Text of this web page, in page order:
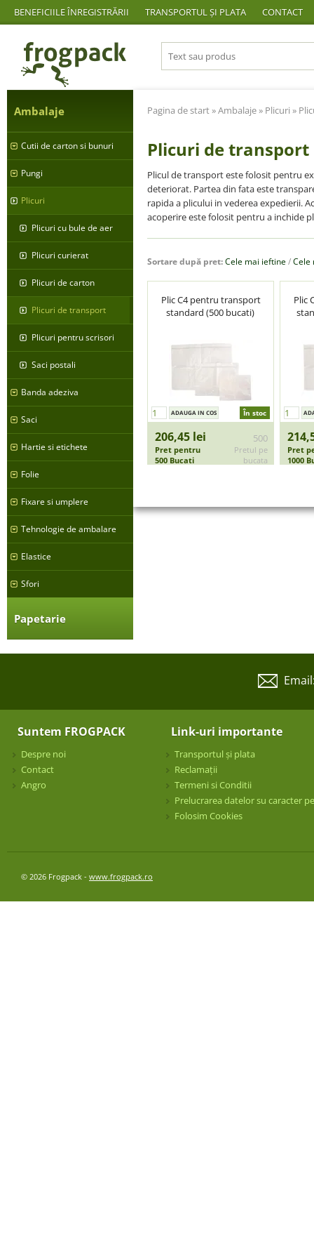
BENEFICIILE ÎNREGISTRĂRII TRANSPORTUL ȘI PLATA CONTACT
Ambalaje
Cutii de carton si bunuri
Pungi
Plicuri
Plicuri cu bule de aer
Plicuri curierat
Plicuri de carton
Plicuri de transport
Plicuri pentru scrisori
Saci postali
Banda adeziva
Saci
Hartie si etichete
Folie
Fixare si umplere
Tehnologie de ambalare
Elastice
Sfori
Papetarie
Pagina de start»Ambalaje» Plicuri »
Plicuri de transport
Plicul de transport este folosit pentru
deteriorat. Partea din fata este
rapida a plicului in vederea expedierii.
acoperire este folosit pentru a inchide
Sortare după pret:Cele mai ieftine/Cele
Plic C4 pentru transport
standard (500 bucati)
În stoc
206,45 lei
Pret pentru
500 Bucati
500
Pretul pe
bucata
Plic
Pret
1000
Suntem FROGPACK
Despre noi
Contact
Angro
Link-uri importante
Transportul și plata
Reclamații
Termeni si Conditii
Prelucrarea datelor su caracter
Folosim Cookies
© 2026 Frogpack - www.frogpack.ro